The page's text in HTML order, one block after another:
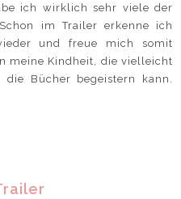
ich wirklich sehr viele der
im Trailer erkenne ich
und freue mich somit
meine Kindheit, die vielleicht
Bücher begeistern kann.